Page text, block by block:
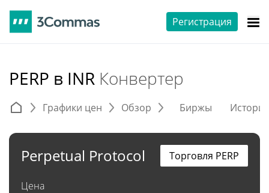
Регистрация
PERP в INR Конвертер
Графики цен Обзор Биржы
Perpetual Protocol
Цена
Торговля PERP